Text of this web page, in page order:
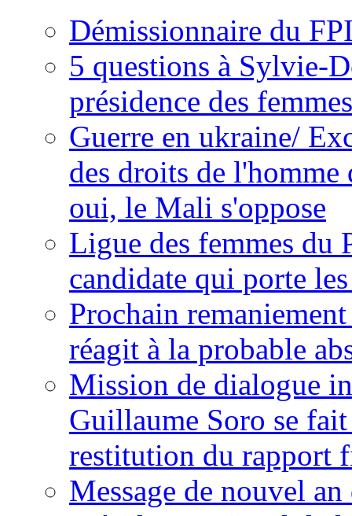
Démissionnaire du
5 questions à Sylvie-
présidence des
Guerre en ukraine/
des droits de
oui, le Mali s'oppose
Ligue des femmes du
candidate qui porte
Prochain
réagit à la probable
Mission de dialogue
Guillaume Soro se
restitution du rapport
Message de nouvel